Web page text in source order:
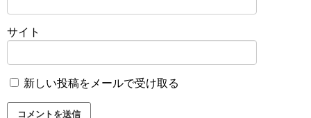
サイト
新しい投稿をメールで受け取る